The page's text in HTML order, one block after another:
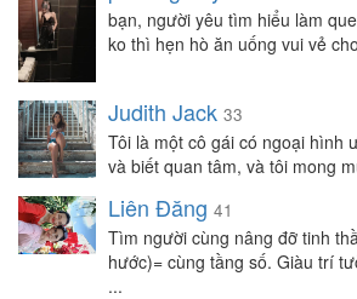
bạn, người yêu tìm hiểu làm
ko thì hẹn hò ăn uống vui vẻ
Judith Jack 33
Tôi là một cô gái có ngoại hình
và biết quan tâm, và tôi mong
Liên Đăng 41
Tìm người cùng nâng đỡ tinh
hước)= cùng tầng số. Giàu trí
...